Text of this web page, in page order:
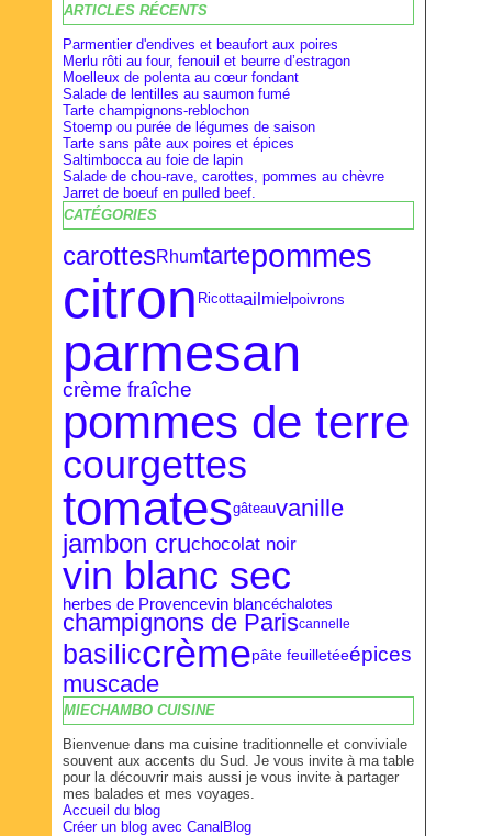
Février(9)
Janvier(8)
Février(16)
Janvier(18)
Avril(28)
Mars(27)
ARTICLES RÉCENTS
Parmentier d'endives et beaufort aux poires
Merlu rôti au four, fenouil et beurre d’estragon
Moelleux de polenta au cœur fondant
Salade de lentilles au saumon fumé
Tarte champignons-reblochon
Stoemp ou purée de légumes de saison
Tarte sans pâte aux poires et épices
Saltimbocca au foie de lapin
Salade de chou-rave, carottes, pommes au chèvre
Jarret de boeuf en pulled beef.
CATÉGORIES
carottesRhumtartepommes
citron Ricottaailmiel poivrons
parmesan
crème fraîche
pommes de terre
courgettes
tomatesgâteauvanille
jambon cruchocolat noir
vin blanc sec
herbes de Provencevin blancéchalotes
champignons de Pariscannelle
basiliccrèmepâte feuilletéeépices
muscade
MIECHAMBO CUISINE
Bienvenue dans ma cuisine traditionnelle et conviviale
souvent aux accents du Sud. Je vous invite à ma table
pour la découvrir mais aussi je vous invite à partager
mes balades et mes voyages.
Accueil du blog
Créer un blog avec CanalBlog